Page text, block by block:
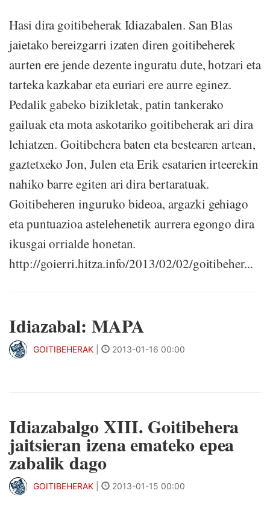
Hasi dira goitibeherak Idiazabalen. San Blas
jaietako bereizgarri izaten diren goitibeherek
aurten ere jende dezente inguratu dute, hotzari eta
tarteka kazkabar eta euriari ere aurre eginez.
Pedalik gabeko bizikletak, patin tankerako
gailuak eta mota askotariko goitibeherak ari dira
lehiatzen. Goitibehera baten eta bestearen artean,
gaztetxeko Jon, Julen eta Erik esatarien irteerekin
nahiko barre egiten ari dira bertaratuak.
Goitibeheren inguruko bideoa, argazki gehiago
eta puntuazioa astelehenetik aurrera egongo dira
ikusgai orrialde honetan.
http://goierri.hitza.info/2013/02/02/goitibeher...
Idiazabal: MAPA
GOITIBEHERAK 2013-01-16 00:00
Idiazabalgo XIII. Goitibehera
jaitsieran izena emateko epea
zabalik dago
GOITIBEHERAK 2013-01-15 00:00